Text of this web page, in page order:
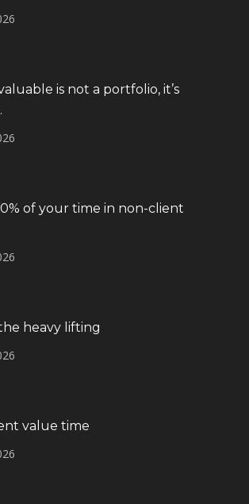
is not a portfolio, it’s
of your time in non-client
heavy lifting
value time